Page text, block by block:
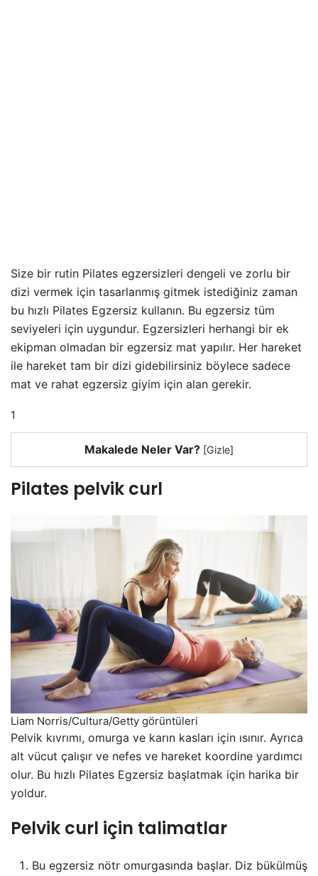
Size bir rutin Pilates egzersizleri dengeli ve zorlu bir
dizi vermek için tasarlanmış gitmek istediğiniz zaman
bu hızlı Pilates Egzersiz kullanın. Bu egzersiz tüm
seviyeleri için uygundur. Egzersizleri herhangi bir ek
ekipman olmadan bir egzersiz mat yapılır. Her hareket
ile hareket tam bir dizi gidebilirsiniz böylece sadece
mat ve rahat egzersiz giyim için alan gerekir.
1
Makalede Neler Var? [Gizle]
Pilates pelvik curl
Liam Norris/Cultura/Getty görüntüleri
Pelvik kıvrımı, omurga ve karın kasları için ısınır. Ayrıca
alt vücut çalışır ve nefes ve hareket koordine yardımcı
olur. Bu hızlı Pilates Egzersiz başlatmak için harika bir
yoldur.
Pelvik curl için talimatlar
Bu egzersiz nötr omurgasında başlar. Diz bükülmüş